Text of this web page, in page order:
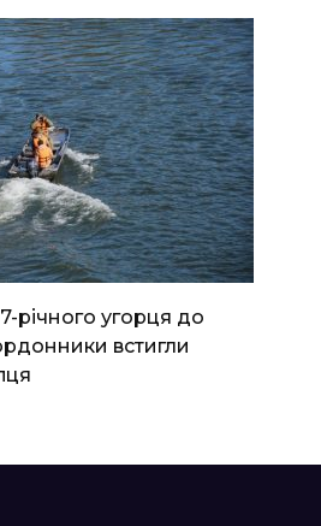
річного угорця до
встигли